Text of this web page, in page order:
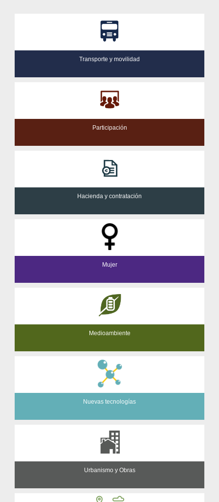
Transporte y movilidad
Participación
Hacienda y contratación
Mujer
Medioambiente
Nuevas tecnologías
Urbanismo y Obras